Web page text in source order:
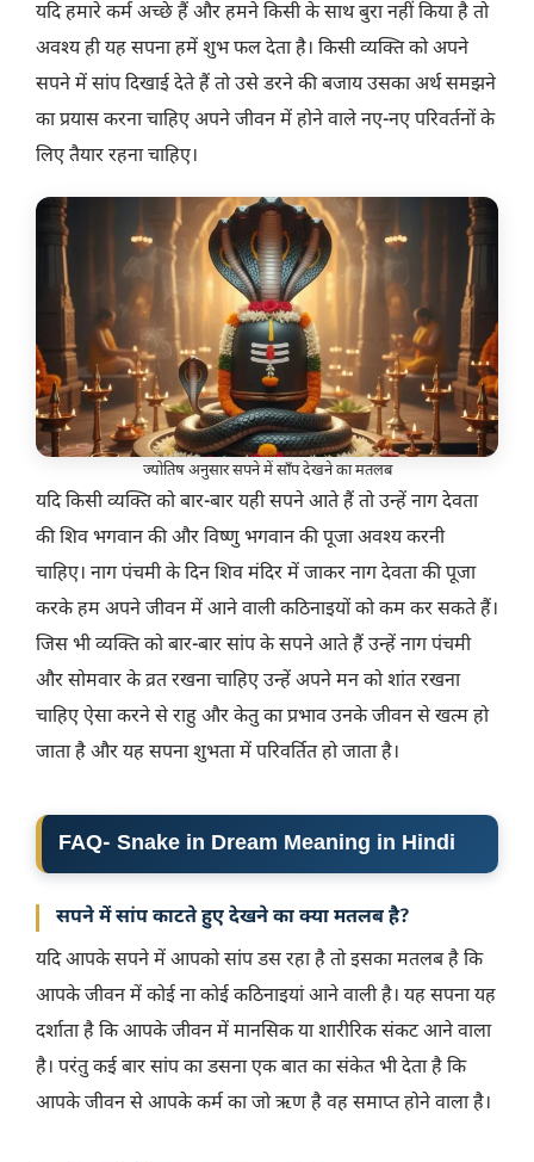
यदि हमारे कर्म अच्छे हैं और हमने किसी के साथ बुरा नहीं किया है तो
अवश्य ही यह सपना हमें शुभ फल देता है। किसी व्यक्ति को अपने
सपने में सांप दिखाई देते हैं तो उसे डरने की बजाय उसका अर्थ समझने
का प्रयास करना चाहिए अपने जीवन में होने वाले नए-नए परिवर्तनों के
लिए तैयार रहना चाहिए।
ज्योतिष अनुसार सपने में साँप देखने का मतलब
यदि किसी व्यक्ति को बार-बार यही सपने आते हैं तो उन्हें नाग देवता
की शिव भगवान की और विष्णु भगवान की पूजा अवश्य करनी
चाहिए। नाग पंचमी के दिन शिव मंदिर में जाकर नाग देवता की पूजा
करके हम अपने जीवन में आने वाली कठिनाइयों को कम कर सकते हैं।
जिस भी व्यक्ति को बार-बार सांप के सपने आते हैं उन्हें नाग पंचमी
और सोमवार के व्रत रखना चाहिए उन्हें अपने मन को शांत रखना
चाहिए ऐसा करने से राहु और केतु का प्रभाव उनके जीवन से खत्म हो
जाता है और यह सपना शुभता में परिवर्तित हो जाता है।
FAQ- Snake in Dream Meaning in Hindi
सपने में सांप काटते हुए देखने का क्या मतलब है?
यदि आपके सपने में आपको सांप डस रहा है तो इसका मतलब है कि
आपके जीवन में कोई ना कोई कठिनाइयां आने वाली है। यह सपना यह
दर्शाता है कि आपके जीवन में मानसिक या शारीरिक संकट आने वाला
है। परंतु कई बार सांप का डसना एक बात का संकेत भी देता है कि
आपके जीवन से आपके कर्म का जो ऋण है वह समाप्त होने वाला है।